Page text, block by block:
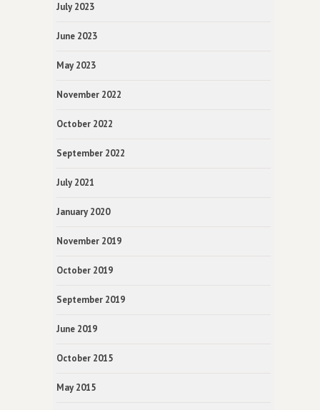
July 2023
June 2023
May 2023
November 2022
October 2022
September 2022
July 2021
January 2020
November 2019
October 2019
September 2019
June 2019
October 2015
May 2015